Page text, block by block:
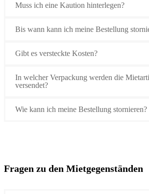
Muss ich eine Kaution hinterlegen?
Bis wann kann ich meine Bestellung
Gibt es versteckte Kosten?
In welcher Verpackung werden die
versendet?
Wie kann ich meine Bestellung stornieren?
Fragen zu den Mietgegenständen